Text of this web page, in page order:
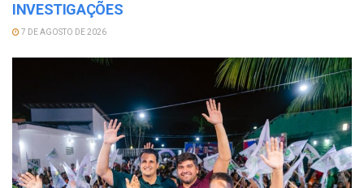
INVESTIGAÇÕES
7 DE AGOSTO DE 2026